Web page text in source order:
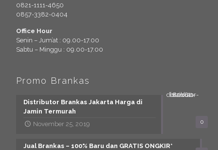
0821-1111-4650
0857-3382-0404
Office Hour
Senin – Jum’at : 09.00-17.00
Sabtu – Minggu : 09.00-17.00
Promo Brankas
0
Distributor Brankas Jakarta Harga di
Jamin Termurah
November 25, 2019
Jual Brankas – 100% Baru dan GRATIS ONGKIR*